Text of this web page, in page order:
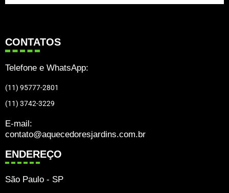
CONTATOS
Telefone e WhatsApp:
(11) 95777-2801
(11) 3742-3229
E-mail:
contato@aquecedoresjardins.com.br
ENDEREÇO
São Paulo - SP